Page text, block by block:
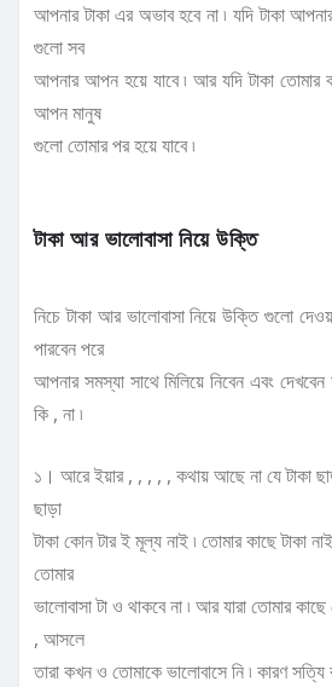
আপনার টাকা এর অভাব হবে না ৷ যদি টাকা
গুলো সব
আপনার আপন হয়ে যাবে ৷ আর যদি টাকা তোমার
আপন মানুষ
গুলো তোমার পর হয়ে যাবে ৷
টাকা আর ভালোবাসা নিয়ে উক্তি
নিচে টাকা আর ভালোবাসা নিয়ে উক্তি গুলো
পারবেন পরে
আপনার সমস্যা সাথে মিলিয়ে নিবেন এবং
কি , না ৷
১। আরে ইয়ার , , , , , কথায় আছে না যে টাকা
ছাড়া
টাকা কোন টার ই মূল্য নাই ৷ তোমার কাছে টাকা
তোমার
ভালোবাসা টা ও থাকবে না ৷ আর যারা তোমার
, আসলে
তারা কখন ও তোমাকে ভালোবাসে নি ৷ কারণ সত্যি